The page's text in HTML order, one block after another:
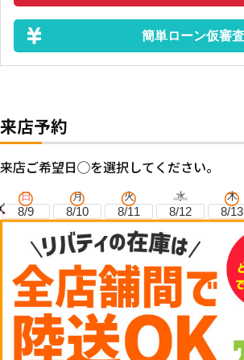
簡単ローン仮審査
来店予約
来店ご希望日◯を選択してください。
日
8/9
月
8/10
火
8/11
水
8/12
木
8/13